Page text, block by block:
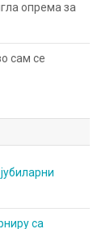
опрема за
сам се
са